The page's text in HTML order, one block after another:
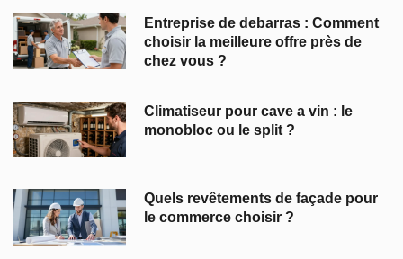
Entreprise de debarras : Comment
choisir la meilleure offre près de
chez vous ?
Climatiseur pour cave a vin : le
monobloc ou le split ?
Quels revêtements de façade pour
le commerce choisir ?